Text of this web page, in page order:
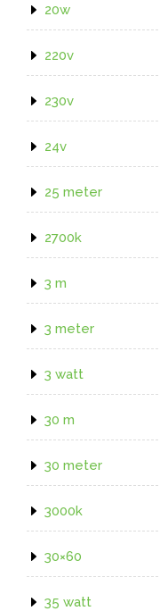
20w
220v
230v
24v
25 meter
2700k
3 m
3 meter
3 watt
30 m
30 meter
3000k
30×60
35 watt